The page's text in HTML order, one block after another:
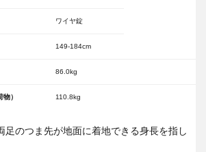
ワイヤ錠
149-184cm
86.0kg
） 110.8kg
足のつま先が地面に着地できる身長を指し